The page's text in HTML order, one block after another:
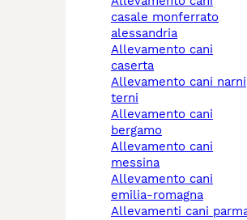
casale monferrato
alessandria
allevamento cani
caserta
allevamento cani narni
terni
allevamento cani
bergamo
allevamento cani
messina
allevamento cani
emilia-romagna
allevamenti cani